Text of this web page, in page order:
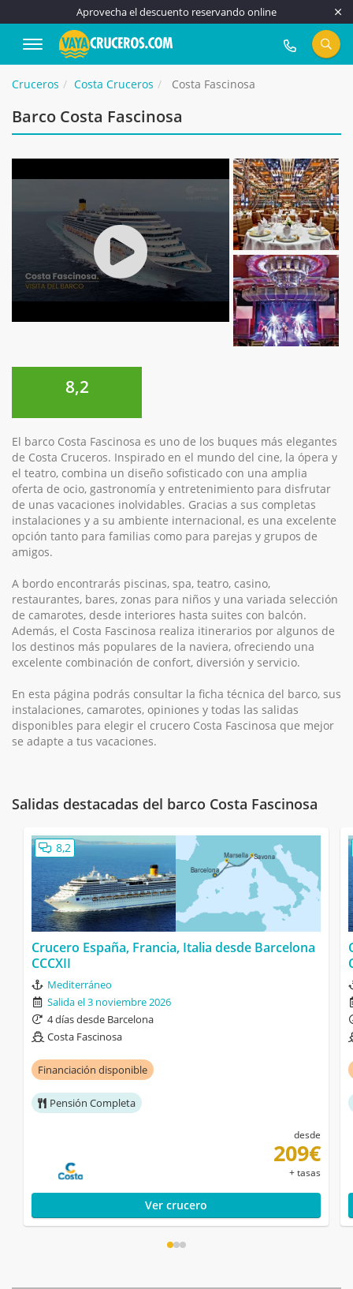
Aprovecha el descuento reservando online
917 815 555
Cruceros Costa Cruceros Costa Fascinosa
Barco Costa Fascinosa
8,2
El barco Costa Fascinosa es uno de los buques más elegantes
de Costa Cruceros. Inspirado en el mundo del cine, la ópera y
el teatro, combina un diseño sofisticado con una amplia
oferta de ocio, gastronomía y entretenimiento para disfrutar
de unas vacaciones inolvidables. Gracias a sus completas
instalaciones y a su ambiente internacional, es una excelente
opción tanto para familias como para parejas y grupos de
amigos.
A bordo encontrarás piscinas, spa, teatro, casino,
restaurantes, bares, zonas para niños y una variada selección
de camarotes, desde interiores hasta suites con balcón.
Además, el Costa Fascinosa realiza itinerarios por algunos de
los destinos más populares de la naviera, ofreciendo una
excelente combinación de confort, diversión y servicio.
En esta página podrás consultar la ficha técnica del barco, sus
instalaciones, camarotes, opiniones y todas las salidas
disponibles para elegir el crucero Costa Fascinosa que mejor
se adapte a tus vacaciones.
Salidas destacadas del barco Costa Fascinosa
8,2
Crucero España, Francia, Italia desde Barcelona
CCCXII
Mediterráneo
Salida el 3 noviembre 2026
4 días desde Barcelona
Costa Fascinosa
Financiación disponible
Pensión Completa
desde
209€
+ tasas
Ver crucero